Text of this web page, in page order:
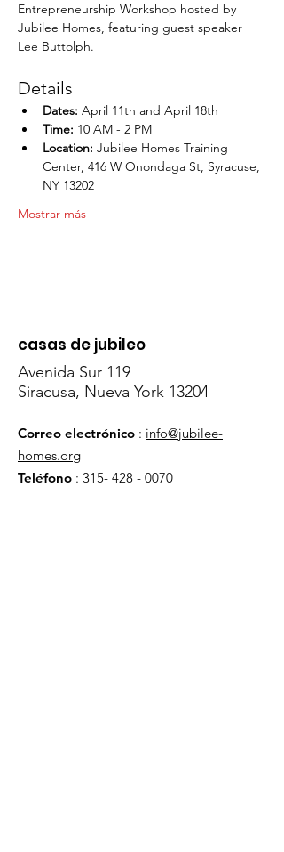
Entrepreneurship Workshop hosted by
Jubilee Homes, featuring guest speaker
Lee Buttolph.
Details
Dates: April 11th and April 18th
Time: 10 AM - 2 PM
Location: Jubilee Homes Training
Center, 416 W Onondaga St, Syracuse,
NY 13202
Mostrar más
casas de jubileo
Avenida Sur 119
Siracusa, Nueva York 13204
Correo electrónico : info@jubilee-
homes.org
Teléfono : 315- 428 - 0070